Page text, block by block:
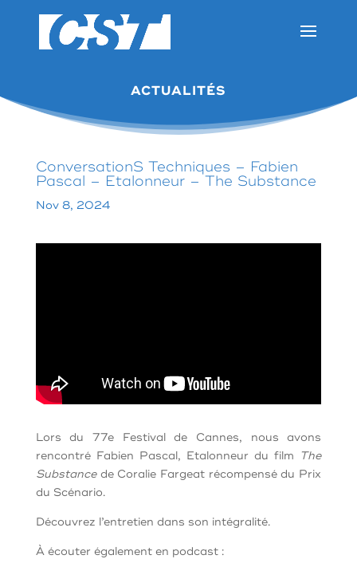
ACTUALITÉS
ConversationS Techniques – Fabien
Pascal – Etalonneur – The Substance
Nov 8, 2024
Lors du 77e Festival de Cannes, nous avons
rencontré Fabien Pascal, Etalonneur du film
The
Substancede Coralie Fargeat récompensé du Prix
du Scénario.
Découvrez l’entretien dans son intégralité.
À écouter également en podcast :